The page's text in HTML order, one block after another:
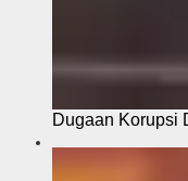
Dugaan Korupsi